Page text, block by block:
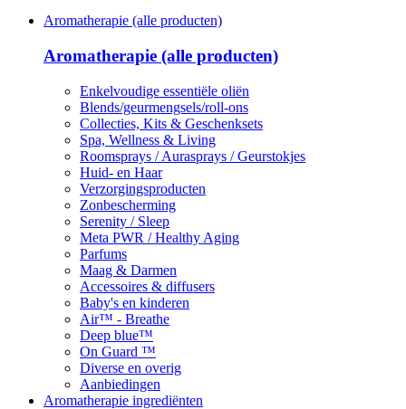
Aromatherapie (alle producten)
Aromatherapie (alle producten)
Enkelvoudige essentiële oliën
Blends/geurmengsels/roll-ons
Collecties, Kits & Geschenksets
Spa, Wellness & Living
Roomsprays / Aurasprays / Geurstokjes
Huid- en Haar
Verzorgingsproducten
Zonbescherming
Serenity / Sleep
Meta PWR / Healthy Aging
Parfums
Maag & Darmen
Accessoires & diffusers
Baby's en kinderen
Air™ - Breathe
Deep blue™
On Guard ™
Diverse en overig
Aanbiedingen
Aromatherapie ingrediënten